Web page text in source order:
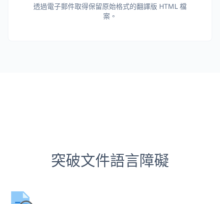
透過電子郵件取得保留原始格式的翻譯版 HTML 檔
案。
突破文件語言障礙